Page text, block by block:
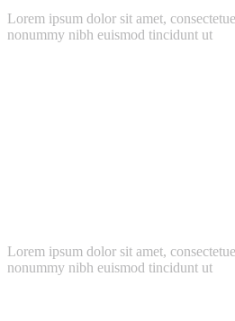
Lorem ipsum dolor sit amet,
nonummy nibh euismod tincidunt ut
Lorem ipsum dolor sit amet,
nonummy nibh euismod tincidunt ut